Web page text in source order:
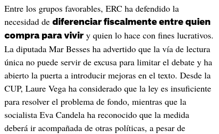
Entre los grupos favorables, ERC ha defendido la
necesidad de diferenciar fiscalmente entre quien
compra para viviry quien lo hace con fines lucrativos.
La diputada Mar Besses ha advertido que la vía de lectura
única no puede servir de excusa para limitar el debate y ha
abierto la puerta a introducir mejoras en el texto. Desde la
CUP, Laure Vega ha considerado que la ley es insuficiente
para resolver el problema de fondo, mientras que la
socialista Eva Candela ha reconocido que la medida
deberá ir acompañada de otras políticas, a pesar de